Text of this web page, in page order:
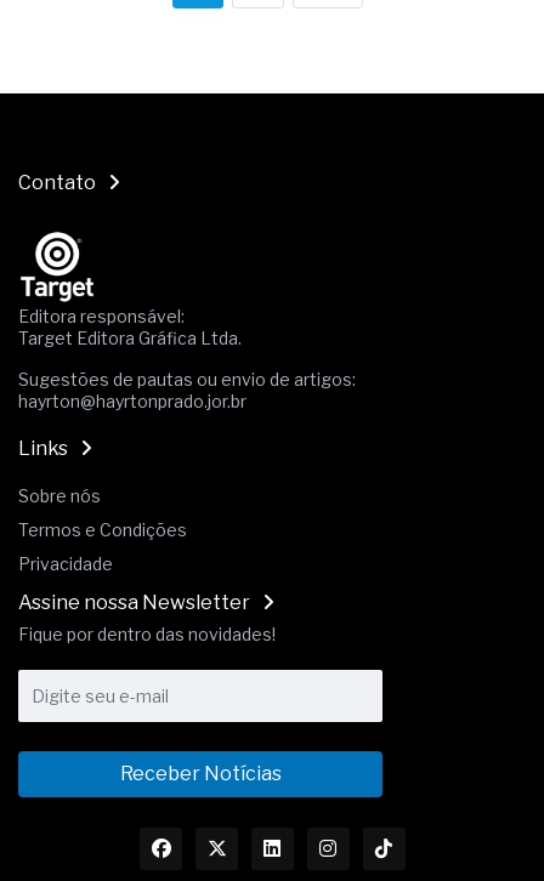
Contato
Editora responsável:
Target Editora Gráfica Ltda.
Sugestões de pautas ou envio de artigos:
hayrton@hayrtonprado.jor.br
Links
Sobre nós
Termos e Condições
Privacidade
Assine nossa Newsletter
Fique por dentro das novidades!
Receber Notícias